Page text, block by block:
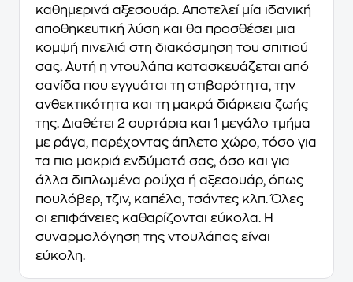
καθημερινά αξεσουάρ. Αποτελεί μία ιδανική
αποθηκευτική λύση και θα προσθέσει μια
κομψή πινελιά στη διακόσμηση του σπιτιού
σας. Αυτή η ντουλάπα κατασκευάζεται από
σανίδα που εγγυάται τη στιβαρότητα, την
ανθεκτικότητα και τη μακρά διάρκεια ζωής
της. Διαθέτει 2 συρτάρια και 1 μεγάλο τμήμα
με ράγα, παρέχοντας άπλετο χώρο, τόσο για
τα πιο μακριά ενδύματά σας, όσο και για
άλλα διπλωμένα ρούχα ή αξεσουάρ, όπως
πουλόβερ, τζιν, καπέλα, τσάντες κλπ. Όλες
οι επιφάνειες καθαρίζονται εύκολα. Η
συναρμολόγηση της ντουλάπας είναι
εύκολη.